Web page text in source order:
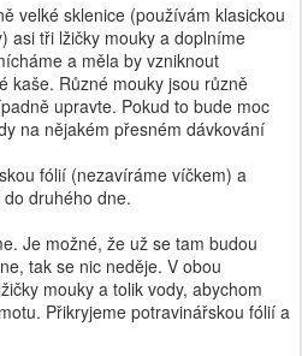
velké sklenice (používám klasickou
asi tři lžičky mouky a doplníme
a měla by vzniknout
kaše. Různé mouky jsou různě
upravte. Pokud to bude moc
na nějakém přesném dávkování
fólií (nezavíráme víčkem) a
druhého dne.
Je možné, že už se tam budou
tak se nic neděje. V obou
mouky a tolik vody, abychom
Přikryjeme potravinářskou fólií a